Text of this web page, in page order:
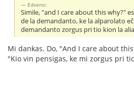
Edveno:
Simile, "and I care about this why?"
de la demandanto, ke la alparolato
demandanto zorgus pri tio kion la
Mi dankas. Do, "And I care about
"Kio vin pensigas, ke mi zorgus pri